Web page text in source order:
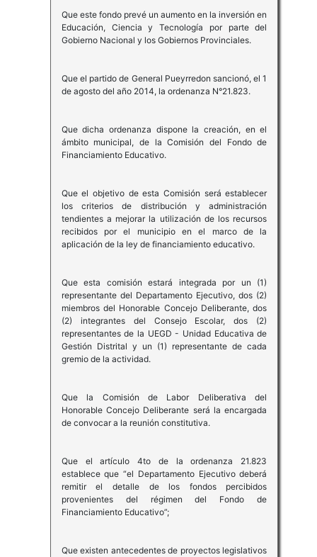
Que este fondo prevé un aumento en la inversión en
Educación, Ciencia y Tecnología por parte del
Gobierno Nacional y los Gobiernos Provinciales.
Que el partido de General Pueyrredon sancionó, el 1
de agosto del año 2014, la ordenanza N°21.823.
Que dicha ordenanza dispone la creación, en el
ámbito municipal, de la Comisión del Fondo de
Financiamiento Educativo.
Que el objetivo de esta Comisión será establecer
los criterios de distribución y administración
tendientes a mejorar la utilización de los recursos
recibidos por el municipio en el marco de la
aplicación de la ley de financiamiento educativo.
Que esta comisión estará integrada por un (1)
representante del Departamento Ejecutivo, dos (2)
miembros del Honorable Concejo Deliberante, dos
(2) integrantes del Consejo Escolar, dos (2)
representantes de la UEGD - Unidad Educativa de
Gestión Distrital y un (1) representante de cada
gremio de la actividad.
Que la Comisión de Labor Deliberativa del
Honorable Concejo Deliberante será la encargada
de convocar a la reunión constitutiva.
Que el artículo 4to de la ordenanza 21.823
establece que “el Departamento Ejecutivo deberá
remitir el detalle de los fondos percibidos
provenientes del régimen del Fondo de
Financiamiento Educativo”;
Que existen antecedentes de proyectos legislativos